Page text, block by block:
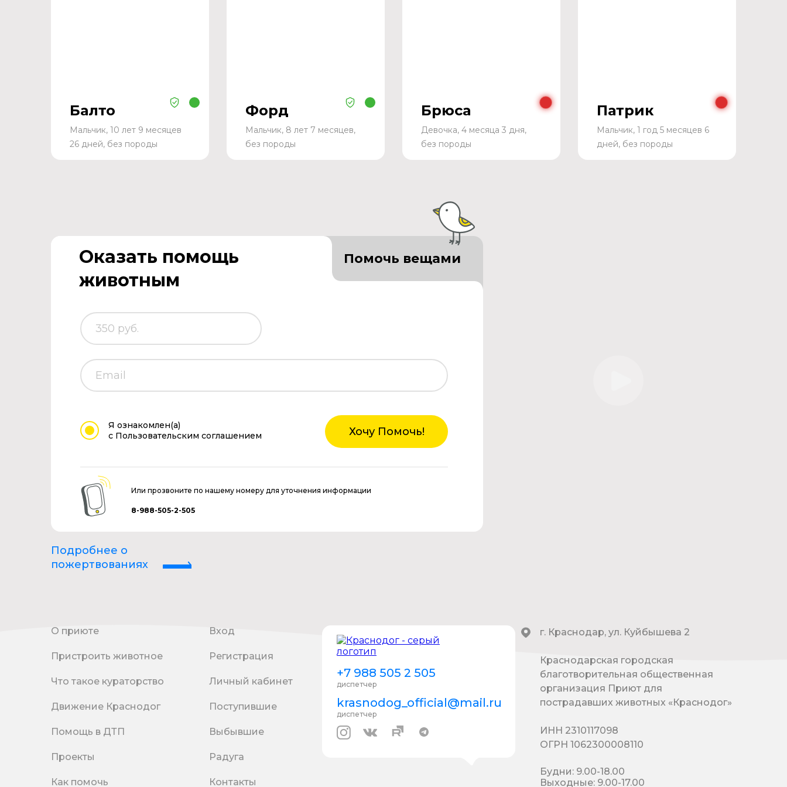
Балто
Мальчик, 10 лет 9 месяцев
26 дней, без породы
Форд
Мальчик, 8 лет 7 месяцев,
без породы
Брюса
Девочка, 4 месяца 3 дня,
без породы
Патрик
Мальчик, 1 год 5 месяцев 6
дней, без породы
Оказать помощь
животным
Помочь вещами
Я ознакомлен(а)
с Пользовательским соглашением
Хочу Помочь!
Или прозвоните по нашему номеру для уточнения информации
8-988-505-2-505
Подробнее о
пожертвованиях
О приюте
Пристроить животное
Что такое кураторство
Движение Краснодог
Помощь в ДТП
Проекты
Как помочь
Вход
Регистрация
Личный кабинет
Поступившие
Выбывшие
Радуга
Контакты
+7 988 505 2 505
диспетчер
krasnodog_official@mail.ru
диспетчер
г. Краснодар, ул. Куйбышева 2
Краснодарская городская
благотворительная общественная
организация Приют для
пострадавших животных «Краснодог»
ИНН 2310117098
ОГРН 1062300008110
Будни: 9.00-18.00
Выходные: 9.00-17.00